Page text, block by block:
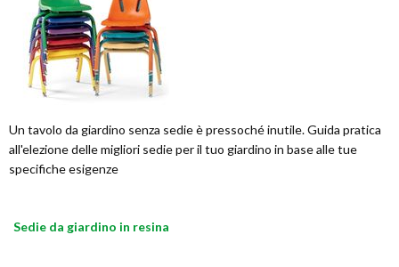
Un tavolo da giardino senza sedie è pressoché inutile. Guida pratica
all'elezione delle migliori sedie per il tuo giardino in base alle tue
specifiche esigenze
Sedie da giardino in resina